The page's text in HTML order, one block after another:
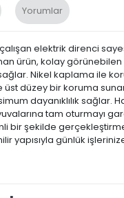
Yorumlar
elektrik direnci
ürün, kolay
Nikel kaplama ile
düzey bir koruma
dayanıklılık sağlar.
tam oturmayı
bir şekilde
yapısıyla günlük